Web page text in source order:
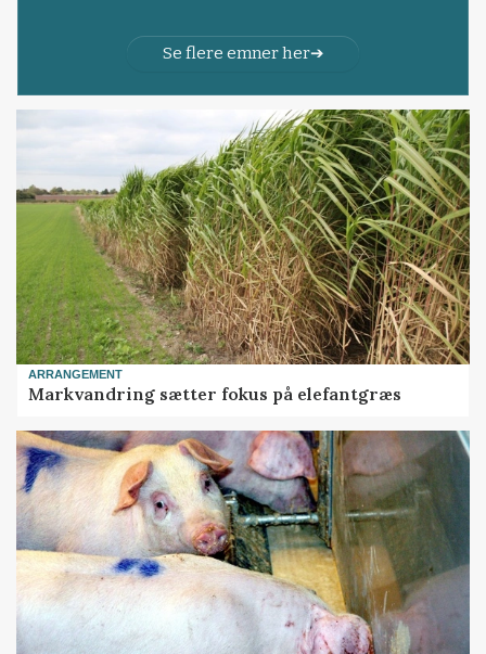
Se flere emner her
ARRANGEMENT
Markvandring sætter fokus på elefantgræs